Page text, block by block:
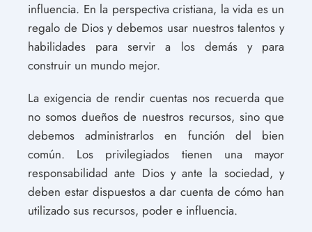
influencia. En la perspectiva cristiana, la vida es un
regalo de Dios y debemos usar nuestros talentos y
habilidades para servir a los demás y para
construir un mundo mejor.
La exigencia de rendir cuentas nos recuerda que
no somos dueños de nuestros recursos, sino que
debemos administrarlos en función del bien
común. Los privilegiados tienen una mayor
responsabilidad ante Dios y ante la sociedad, y
deben estar dispuestos a dar cuenta de cómo han
utilizado sus recursos, poder e influencia.